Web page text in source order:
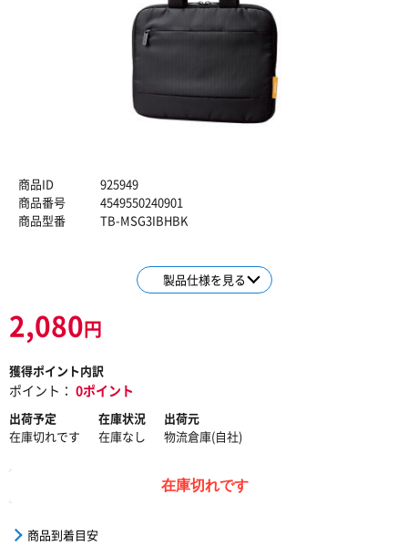
商品ID
925949
商品番号
4549550240901
商品型番
TB-MSG3IBHBK
製品仕様を見る
2,080円
獲得ポイント内訳
ポイント： 0ポイント
出荷予定
在庫切れです
在庫状況
在庫なし
出荷元
物流倉庫(自社)
在庫切れです
商品到着目安